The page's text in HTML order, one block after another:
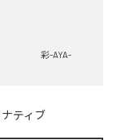
彩-AYA-
ティブ